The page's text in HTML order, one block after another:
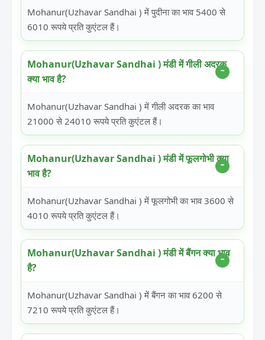
Mohanur(Uzhavar Sandhai ) में पुदीना का भाव 5400 से
6010 रूपये प्रति कुएंटल हैं।
Mohanur(Uzhavar Sandhai ) मंडी में गीली अदरक
क्या भाव है?
Mohanur(Uzhavar Sandhai ) में गीली अदरक का भाव
21000 से 24010 रूपये प्रति कुएंटल हैं।
Mohanur(Uzhavar Sandhai ) मंडी में फूलगोभी क्या
भाव है?
Mohanur(Uzhavar Sandhai ) में फूलगोभी का भाव 3600 से
4010 रूपये प्रति कुएंटल हैं।
Mohanur(Uzhavar Sandhai ) मंडी में बैंगन क्या भाव
है?
Mohanur(Uzhavar Sandhai ) में बैंगन का भाव 6200 से
7210 रूपये प्रति कुएंटल हैं।